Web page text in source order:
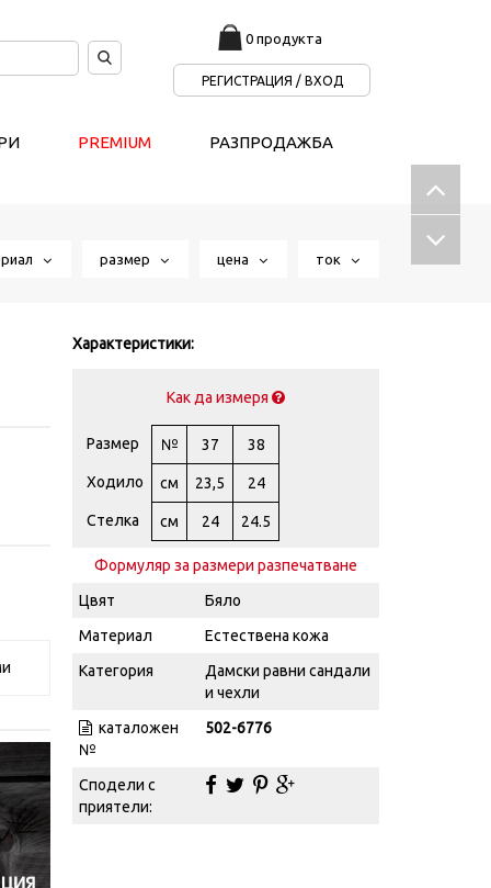
0 продукта
РЕГИСТРАЦИЯ / ВХОД
PREMIUM РАЗПРОДАЖБА
размер цена ток
Характеристики:
Как да измеря
Размер № 37 38
Ходило см 23,5 24
Стелка см 24 24.5
Формуляр за размери разпечатване
Цвят
Бяло
Материал
Естествена кожа
Категория
Дамски равни сандали
и чехли
каталожен
№
502-6776
Сподели с
приятели: